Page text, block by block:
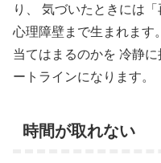
り、 気づいたときには
心理障壁まで生まれます
当てはまるのかを 冷静
ートラインになります。
時間が取れない